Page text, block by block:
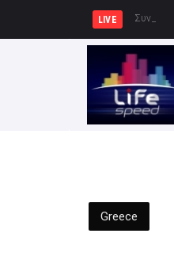
LIVE
Greece